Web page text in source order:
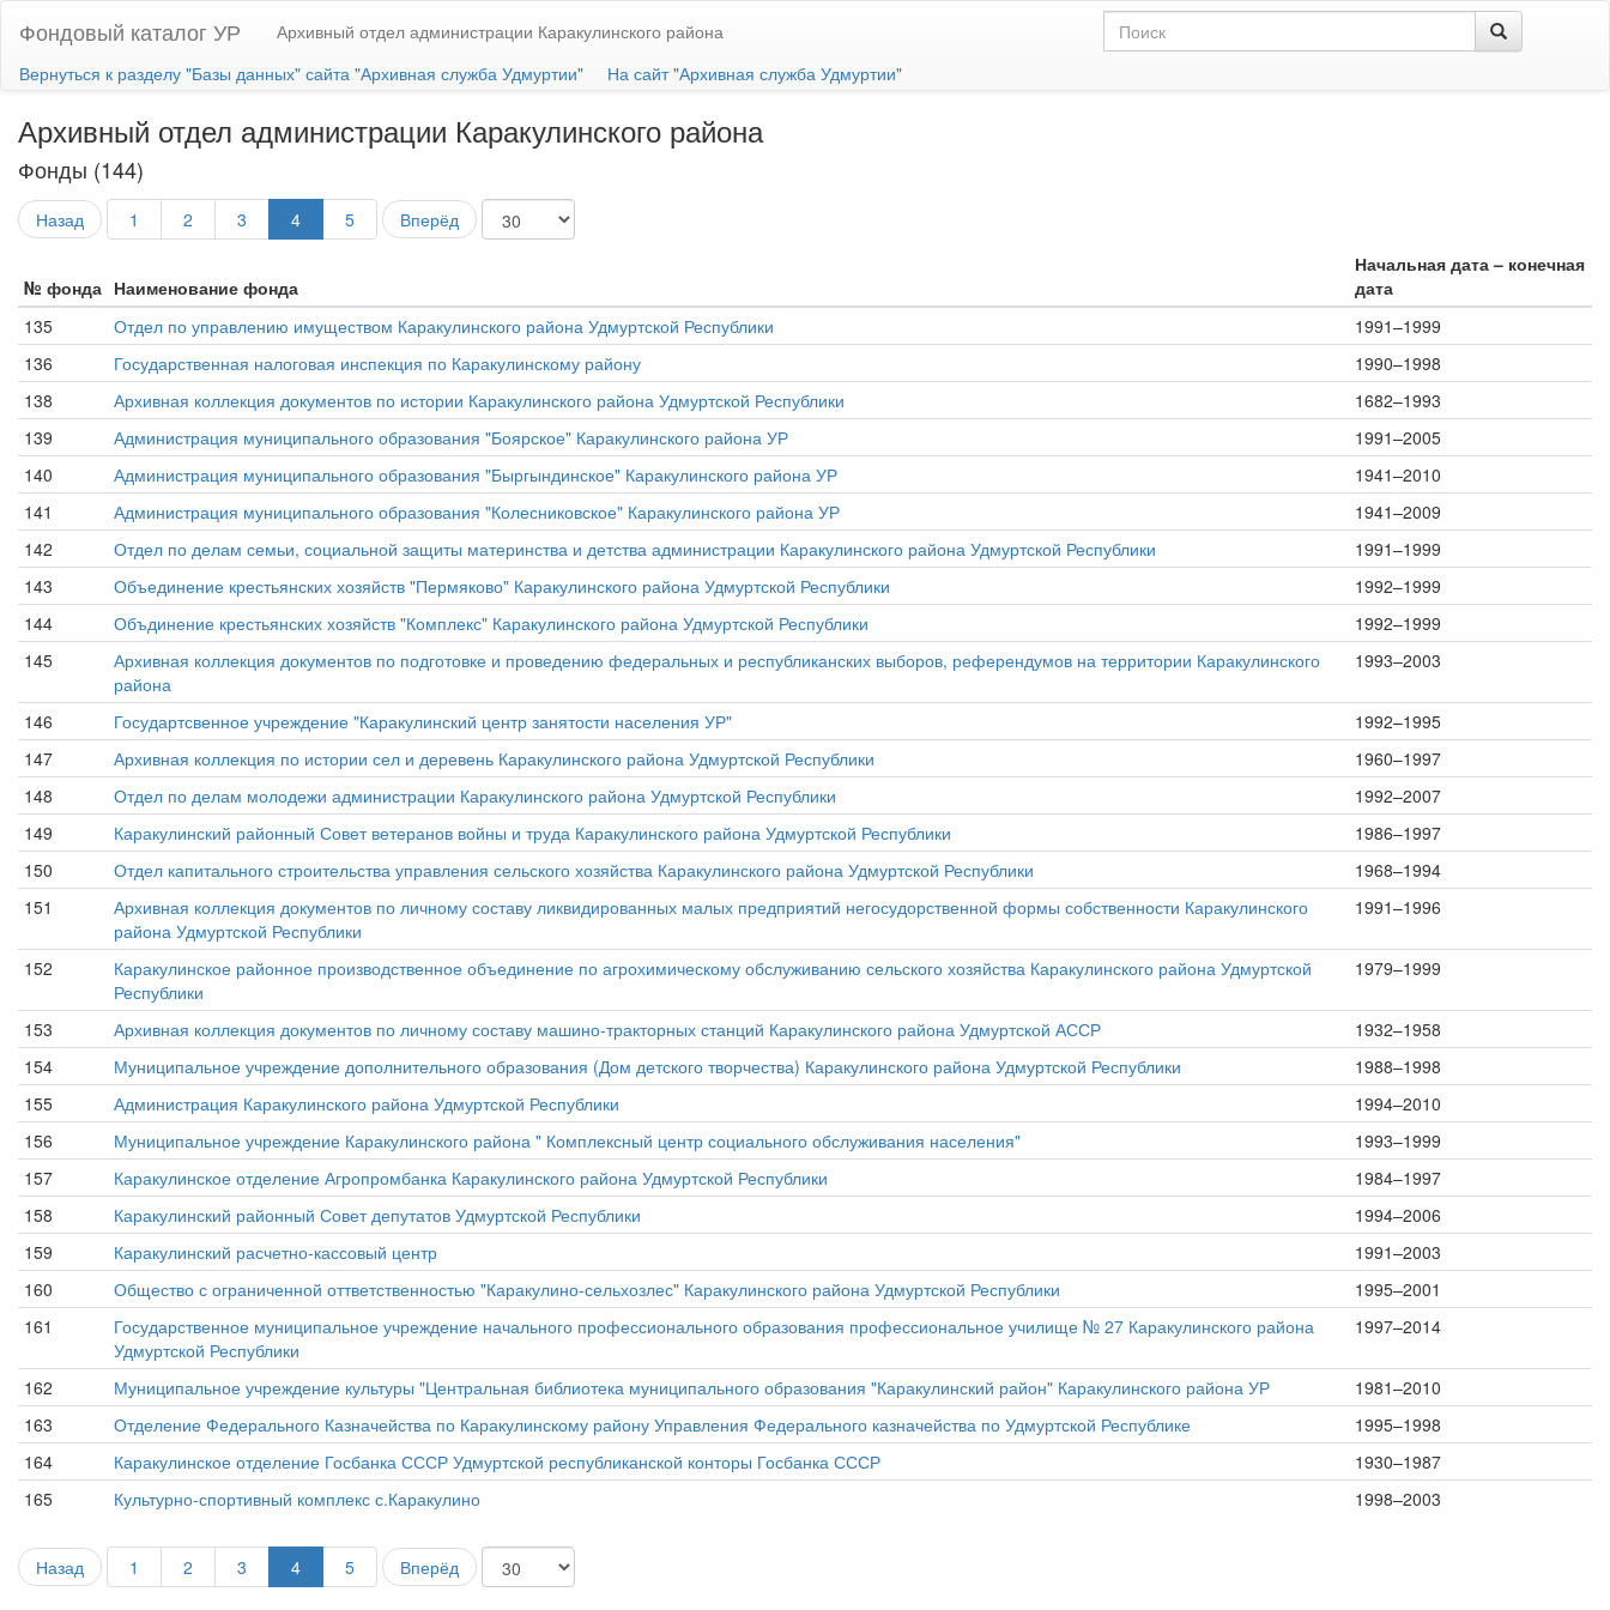
Фондовый каталог УР
Архивный отдел администрации Каракулинского района
Вернуться к разделу "Базы данных" сайта "Архивная служба Удмуртии"
На сайт "Архивная служба Удмуртии"
Архивный отдел администрации Каракулинского района
Фонды (144)
Назад 1 2 3 4 5 Вперёд
№ фонда Наименование фонда
Начальная дата – конечная
дата
135
Отдел по управлению имуществом Каракулинского района Удмуртской Республики
1991–1999
136
Государственная налоговая инспекция по Каракулинскому району
1990–1998
138
Архивная коллекция документов по истории Каракулинского района Удмуртской Республики
1682–1993
139
Администрация муниципального образования "Боярское" Каракулинского района УР
1991–2005
140
Администрация муниципального образования "Быргындинское" Каракулинского района УР
1941–2010
141
Администрация муниципального образования "Колесниковское" Каракулинского района УР
1941–2009
142
Отдел по делам семьи, социальной защиты материнства и детства администрации Каракулинского района Удмуртской Республики
1991–1999
143
Объединение крестьянских хозяйств "Пермяково" Каракулинского района Удмуртской Республики
1992–1999
144
Объдинение крестьянских хозяйств "Комплекс" Каракулинского района Удмуртской Республики
1992–1999
145
Архивная коллекция документов по подготовке и проведению федеральных и республиканских выборов, референдумов на территории Каракулинского
района
1993–2003
146 Государтсвенное учреждение "Каракулинский центр занятости населения УР"
1992–1995
147
Архивная коллекция по истории сел и деревень Каракулинского района Удмуртской Республики
1960–1997
148
Отдел по делам молодежи администрации Каракулинского района Удмуртской Республики
1992–2007
149
Каракулинский районный Совет ветеранов войны и труда Каракулинского района Удмуртской Республики
1986–1997
150
Отдел капитального строительства управления сельского хозяйства Каракулинского района Удмуртской Республики
1968–1994
151
Архивная коллекция документов по личному составу ликвидированных малых предприятий негосудорственной формы собственности Каракулинского
района Удмуртской Республики
1991–1996
152
Каракулинское районное производственное объединение по агрохимическому обслуживанию сельского хозяйства Каракулинского района Удмуртской
Республики
1979–1999
153 Архивная коллекция документов по личному составу машино-тракторных станций Каракулинского района Удмуртской АССР
1932–1958
154
Муниципальное учреждение дополнительного образования (Дом детского творчества) Каракулинского района Удмуртской Республики
1988–1998
155
Администрация Каракулинского района Удмуртской Республики
1994–2010
156
Муниципальное учреждение Каракулинского района " Комплексный центр социального обслуживания населения"
1993–1999
157
Каракулинское отделение Агропромбанка Каракулинского района Удмуртской Республики
1984–1997
158
Каракулинский районный Совет депутатов Удмуртской Республики
1994–2006
159
Каракулинский расчетно-кассовый центр
1991–2003
160
Общество с ограниченной оттветственностью "Каракулино-сельхозлес" Каракулинского района Удмуртской Республики
1995–2001
161
Государственное муниципальное учреждение начального профессионального образования профессиональное училище № 27 Каракулинского района
Удмуртской Республики
1997–2014
162 Муниципальное учреждение культуры "Центральная библиотека муниципального образования "Каракулинский район" Каракулинского района УР
1981–2010
163
Отделение Федерального Казначейства по Каракулинскому району Управления Федерального казначейства по Удмуртской Республике
1995–1998
164
Каракулинское отделение Госбанка СССР Удмуртской республиканской конторы Госбанка СССР
1930–1987
165
Культурно-спортивный комплекс с.Каракулино 1998–2003
Назад 1 2 3 4 5 Вперёд